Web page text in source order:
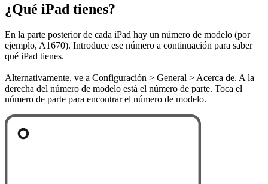
¿Qué iPad tienes?
En la parte posterior de cada iPad hay un número de modelo (por
ejemplo, A1670). Introduce ese número a continuación para saber
qué iPad tienes.
Alternativamente, ve a Configuración > General > Acerca de. A la
derecha del número de modelo está el número de parte. Toca el
número de parte para encontrar el número de modelo.